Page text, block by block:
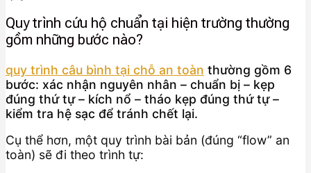
Quy trình cứu hộ chuẩn tại hiện trường thường
gồm những bước nào?
quy trình câu bình tại chỗ an toàn thường gồm 6
bước: xác nhận nguyên nhân – chuẩn bị – kẹp
đúng thứ tự – kích nổ – tháo kẹp đúng thứ tự –
kiểm tra hệ sạc để tránh chết lại.
Cụ thể hơn, một quy trình bài bản (đúng “flow” an
toàn) sẽ đi theo trình tự: